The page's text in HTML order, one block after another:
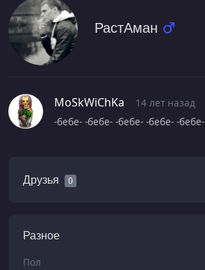
РастАман
MoSkWiChKa
14 лет назад
-бебе- -бебе- -бебе- -бебе- -бебе-
Друзья 0
Разное
Пол